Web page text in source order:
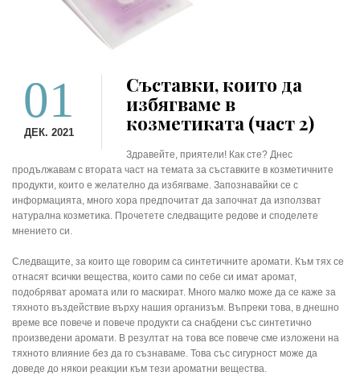
01
ДЕК. 2021
Съставки, които да
избягваме в
козметиката (част 2)
Здравейте, приятели! Как сте? Днес
продължавам с втората част на темата за съставките в козметичните
продукти, които е желателно да избягваме. Запознавайки се с
информацията, много хора предпочитат да започнат да използват
натурална козметика. Прочетете следващите редове и споделете
мнението си.
Следващите, за които ще говорим са синтетичните аромати. Към тях се
отнасят всички вещества, които сами по себе си имат аромат,
подобряват аромата или го маскират. Много малко може да се каже за
тяхното въздействие върху нашия организъм. Въпреки това, в днешно
време все повече и повече продукти са снабдени със синтетично
произведени аромати. В резултат на това все повече сме изложени на
тяхното влияние без да го съзнаваме. Това със сигурност може да
доведе до някои реакции към тези ароматни вещества.